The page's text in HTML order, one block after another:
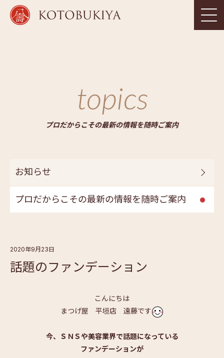
topics
プロだからこその最新の情報を随時ご案内
お知らせ
プロだからこその最新の情報を随時ご案内
2020年9月23日
話題のファンデーション
こんにちは
まつげ屋 平垣店 遠藤です
今、ＳＮＳや美容業界で話題になっている
ファンデーションが